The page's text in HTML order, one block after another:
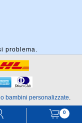
problema.
0
󰃦
bambini personalizzate.